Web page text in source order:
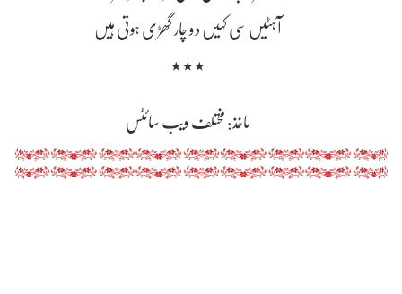
آہٹیں سی کہیں دو چار گھڑی ہوتی ہیں
٭٭٭
ماخذ: مختلف ویب سائٹس